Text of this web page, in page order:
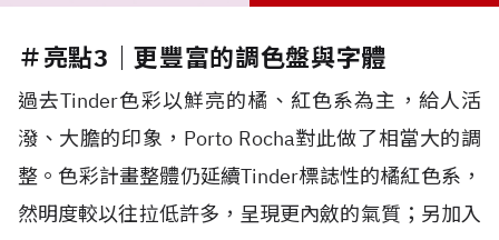
＃亮點3｜更豐富的調色盤與字體
過去Tinder色彩以鮮亮的橘、紅色系為主，給人活
潑、大膽的印象，Porto Rocha對此做了相當大的調
整。色彩計畫整體仍延續Tinder標誌性的橘紅色系，
然明度較以往拉低許多，呈現更內斂的氣質；另加入